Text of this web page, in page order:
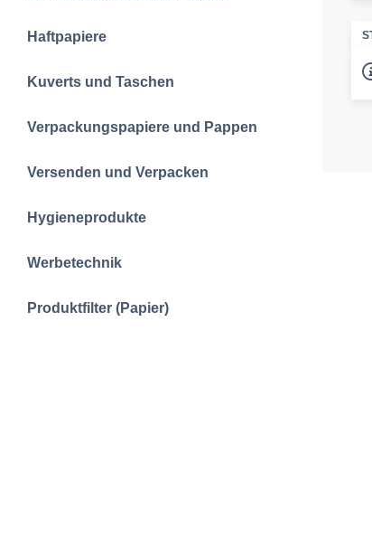
Haftpapiere
Kuverts und Taschen
Verpackungspapiere und Pappen
Versenden und Verpacken
Hygieneprodukte
Werbetechnik
Produktfilter (Papier)